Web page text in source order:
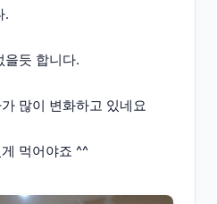
.
을듯 합니다.
많이 변화하고 있네요
먹어야죠 ^^